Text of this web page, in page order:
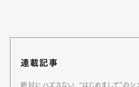
連載記事
絶対にハズさない、“はじめまして”の